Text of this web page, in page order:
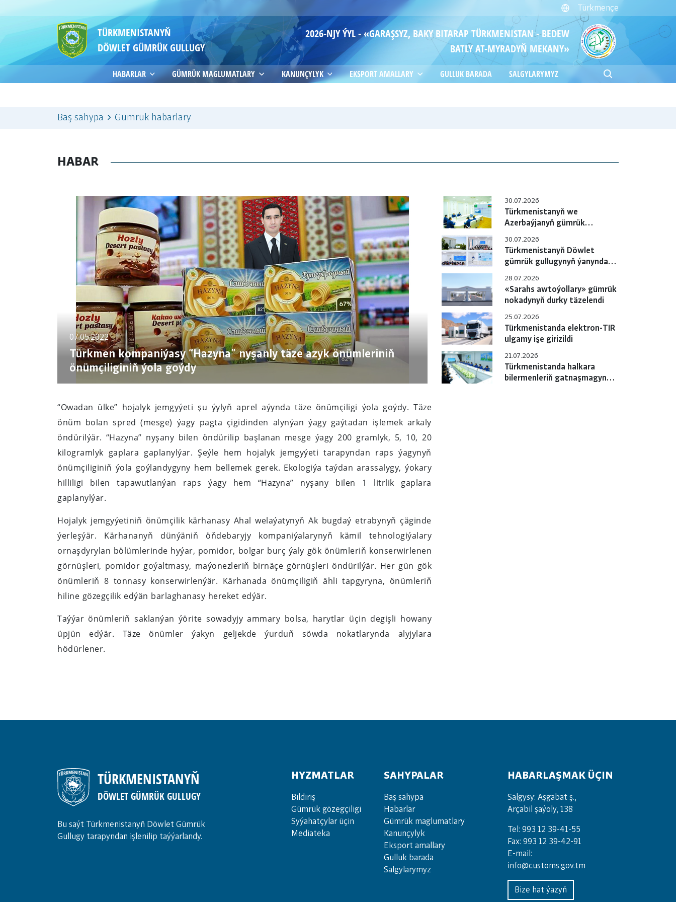
Türkmençe
TÜRKMENISTANYŇ
DÖWLET GÜMRÜK GULLUGY
2026-NJY ÝYL - «GARAŞSYZ, BAKY BITARAP TÜRKMENISTAN - BEDEW
BATLY AT-MYRADYŇ MEKANY»
HABARLAR GÜMRÜK MAGLUMATLARY KANUNÇYLYK EKSPORT AMALLARY GULLUK BARADA SALGYLARYMYZ
Baş sahypa Gümrük habarlary
HABAR
07.05.2022
Türkmen kompaniýasy “Hazyna” nyşanly täze azyk önümleriniň
önümçiliginiň ýola goýdy
30.07.2026
Türkmenistanyň we
Azerbaýjanyň gümrük
hyzmatdaşlygyň meselelerini
ara alyp maslahatlaşdylar
30.07.2026
Türkmenistanyň Döwlet
gümrük gullugynyň ýanyndaky
okuw-maslahaty geçirildi
28.07.2026
«Sarahs awtoýollary» gümrük
nokadynyň durky täzelendi
25.07.2026
Türkmenistanda elektron-TIR
ulgamy işe girizildi
21.07.2026
Türkmenistanda halkara
bilermenleriň gatnaşmagynda
“Owadan ülke” hojalyk jemgyýeti şu ýylyň aprel aýynda täze önümçiligi ýola goýdy. Täze
önüm bolan spred (mesge) ýagy pagta çigidinden alynýan ýagy gaýtadan işlemek arkaly
öndürilýär. “Hazyna” nyşany bilen öndürilip başlanan mesge ýagy 200 gramlyk, 5, 10, 20
kilogramlyk gaplara gaplanylýar. Şeýle hem hojalyk jemgyýeti tarapyndan raps ýagynyň
önümçiliginiň ýola goýlandygyny hem bellemek gerek. Ekologiýa taýdan arassalygy, ýokary
hilliligi bilen tapawutlanýan raps ýagy hem “Hazyna” nyşany bilen 1 litrlik gaplara
gaplanylýar.
Hojalyk jemgyýetiniň önümçilik kärhanasy Ahal welaýatynyň Ak bugdaý etrabynyň çäginde
ýerleşýär. Kärhananyň dünýäniň öňdebaryjy kompaniýalarynyň kämil tehnologiýalary
ornaşdyrylan bölümlerinde hyýar, pomidor, bolgar burç ýaly gök önümleriň konserwirlenen
görnüşleri, pomidor goýaltmasy, maýonezleriň birnäçe görnüşleri öndürilýär. Her gün gök
önümleriň 8 tonnasy konserwirlenýär. Kärhanada önümçiligiň ähli tapgyryna, önümleriň
hiline gözegçilik edýän barlaghanasy hereket edýär.
Taýýar önümleriň saklanýan ýörite sowadyjy ammary bolsa, harytlar üçin degişli howany
üpjün edýär. Täze önümler ýakyn geljekde ýurduň söwda nokatlarynda alyjylara
hödürlener.
TÜRKMENISTANYŇ
DÖWLET GÜMRÜK GULLUGY
Bu saýt Türkmenistanyñ Döwlet Gümrük
Gullugy tarapyndan işlenilip taýýarlandy.
HYZMATLAR
Bil­di­riş
Güm­rük gö­zeg­çi­li­gi
Sy­ýa­hat­çy­lar ü­çin
Media­teka
SAHYPALAR
Baş sahypa
Habarlar
Gümrük maglumatlary
Kanunçylyk
Eksport amallary
Gulluk barada
Salgylarymyz
HABARLAŞMAK ÜÇIN
Salgysy: Aşgabat ş.,
Arçabil şaýoly, 138
Tel: 993 12 39-41-55
Fax: 993 12 39-42-91
E-mail:
info@customs.gov.tm
Bize hat ýazyň